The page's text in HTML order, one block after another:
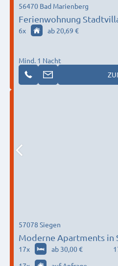
Ferienwohnung
56470 Bad Marienberg
6x ab 20,69 €
Mind. 1 Nacht
Moderne Apartments in
Pendler und Studenten
57078 Siegen
17x ab 30,00 €